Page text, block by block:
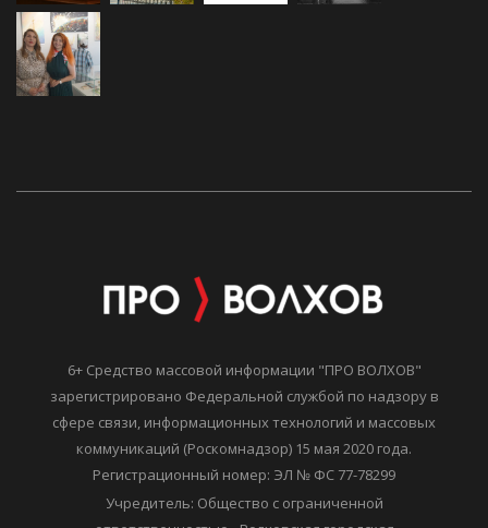
6+ Средство массовой информации "ПРО ВОЛХОВ"
зарегистрировано Федеральной службой по надзору в
сфере связи, информационных технологий и массовых
коммуникаций (Роскомнадзор) 15 мая 2020 года.
Регистрационный номер: ЭЛ № ФС 77-78299
Учредитель: Общество с ограниченной